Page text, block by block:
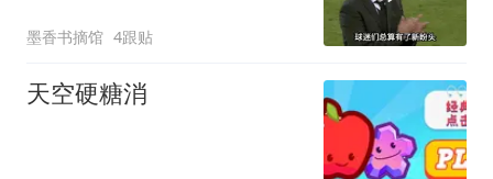
墨香书摘馆 4跟贴
天空硬糖消